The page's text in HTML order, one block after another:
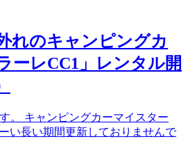
れのキャンピングカ
ーレCC1」レンタル開
。 キャンピングカーマイスター
い長い期間更新しておりませんで